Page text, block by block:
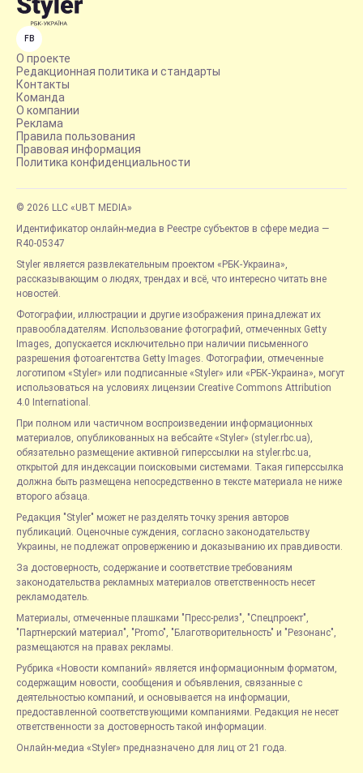
FB
О проекте
Редакционная политика и стандарты
Контакты
Команда
О компании
Реклама
Правила пользования
Правовая информация
Политика конфиденциальности
© 2026 LLC «UBT MEDIA»
Идентификатор онлайн-медиа в Реестре субъектов в сфере медиа —
R40-05347
Styler является развлекательным проектом «РБК-Украина»,
рассказывающим о людях, трендах и всё, что интересно читать вне
новостей.
Фотографии, иллюстрации и другие изображения принадлежат их
правообладателям. Использование фотографий, отмеченных Getty
Images, допускается исключительно при наличии письменного
разрешения фотоагентства Getty Images. Фотографии, отмеченные
логотипом «Styler» или подписанные «Styler» или «РБК-Украина», могут
использоваться на условиях лицензии Creative Commons Attribution
4.0 International.
При полном или частичном воспроизведении информационных
материалов, опубликованных на вебсайте «Styler» (styler.rbc.ua),
обязательно размещение активной гиперссылки на styler.rbc.ua,
открытой для индексации поисковыми системами. Такая гиперссылка
должна быть размещена непосредственно в тексте материала не ниже
второго абзаца.
Редакция "Styler" может не разделять точку зрения авторов
публикаций. Оценочные суждения, согласно законодательству
Украины, не подлежат опровержению и доказыванию их правдивости.
За достоверность, содержание и соответствие требованиям
законодательства рекламных материалов ответственность несет
рекламодатель.
Материалы, отмеченные плашками "Пресс-релиз", "Спецпроект",
"Партнерский материал", "Promo", "Благотворительность" и "Резонанс",
размещаются на правах рекламы.
Рубрика «Новости компаний» является информационным форматом,
содержащим новости, сообщения и объявления, связанные с
деятельностью компаний, и основывается на информации,
предоставленной соответствующими компаниями. Редакция не несет
ответственности за достоверность такой информации.
Онлайн-медиа «Styler» предназначено для лиц от 21 года.